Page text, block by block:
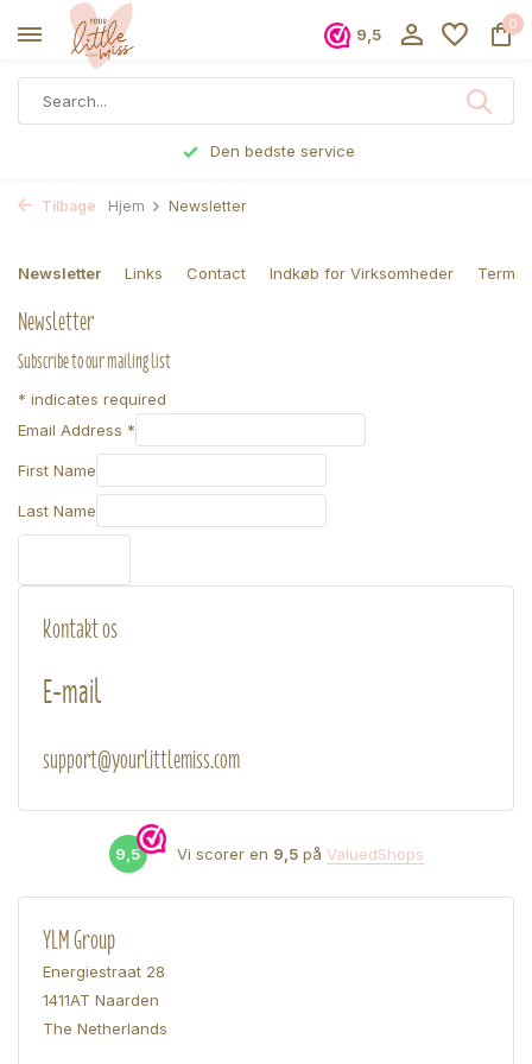
9,5
0
Den bedste service
Tilbage Hjem Newsletter
Newsletter Links Contact Indkøb for Virksomheder Terms
Newsletter
Subscribe to our mailing list
* indicates required
Email Address *
First Name
Last Name
Kontakt os
E-mail
support@yourlittlemiss.com
9,5 Vi scorer en 9,5på ValuedShops
YLM Group
Energiestraat 28
1411AT Naarden
The Netherlands